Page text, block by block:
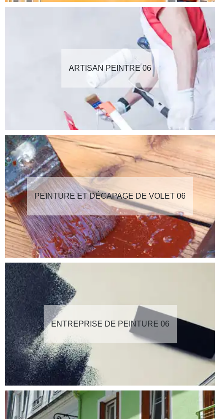
ARTISAN PEINTRE 06
PEINTURE ET DÉCAPAGE DE VOLET 06
ENTREPRISE DE PEINTURE 06